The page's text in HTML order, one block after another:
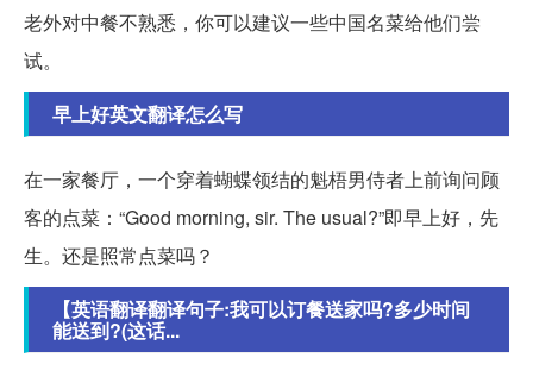
老外对中餐不熟悉，你可以建议一些中国名菜给他们尝
试。
早上好英文翻译怎么写
在一家餐厅，一个穿着蝴蝶领结的魁梧男侍者上前询问顾
客的点菜：“Good morning, sir. The usual?”即早上好，先
生。还是照常点菜吗？
【英语翻译翻译句子:我可以订餐送家吗?多少时间
能送到?(这话...